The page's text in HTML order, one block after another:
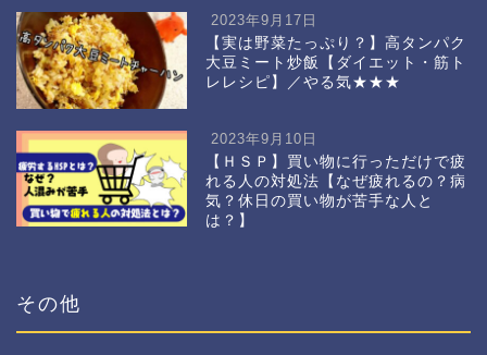
2023年9月17日
【実は野菜たっぷり？】高タンパク
大豆ミート炒飯【ダイエット・筋ト
レレシピ】／やる気★★★
2023年9月10日
【ＨＳＰ】買い物に行っただけで疲
れる人の対処法【なぜ疲れるの？病
気？休日の買い物が苦手な人と
は？】
その他